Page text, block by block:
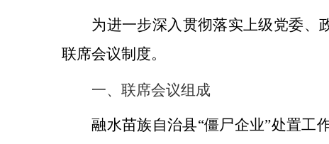
为进一步深入贯彻落实上级党委、
联席会议制度。
一、联席会议组成
融水苗族自治县“僵尸企业”处置工